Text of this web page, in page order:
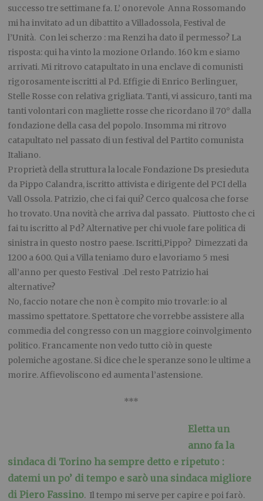
successo tre settimane fa. L’ onorevole Anna Rossomando
mi ha invitato ad un dibattito a Villadossola, Festival de
l’Unità. Con lei scherzo : ma Renzi ha dato il permesso? La
risposta: qui ha vinto la mozione Orlando. 160 km e siamo
arrivati. Mi ritrovo catapultato in una enclave di comunisti
rigorosamente iscritti al Pd. Effigie di Enrico Berlinguer,
Stelle Rosse con relativa grigliata. Tanti, vi assicuro, tanti ma
tanti volontari con magliette rosse che ricordano il 70° dalla
fondazione della casa del popolo. Insomma mi ritrovo
catapultato nel passato di un festival del Partito comunista
Italiano.
Proprietà della struttura la locale Fondazione Ds presieduta
da Pippo Calandra, iscritto attivista e dirigente del PCI della
Vall Ossola. Patrizio, che ci fai qui? Cerco qualcosa che forse
ho trovato. Una novità che arriva dal passato. Piuttosto che ci
fai tu iscritto al Pd? Alternative per chi vuole fare politica di
sinistra in questo nostro paese. Iscritti,Pippo? Dimezzati da
1200 a 600. Qui a Villa teniamo duro e lavoriamo 5 mesi
all’anno per questo Festival .Del resto Patrizio hai
alternative?
No, faccio notare che non è compito mio trovarle: io al
massimo spettatore. Spettatore che vorrebbe assistere alla
commedia del congresso con un maggiore coinvolgimento
politico. Francamente non vedo tutto ciò in queste
polemiche agostane. Si dice che le speranze sono le ultime a
morire. Affievoliscono ed aumenta l’astensione.
***
Eletta un
anno fa la
sindaca di Torino ha sempre detto e ripetuto :
datemi un po’ di tempo e sarò una sindaca migliore
di Piero Fassino. Il tempo mi serve per capire e poi farò.